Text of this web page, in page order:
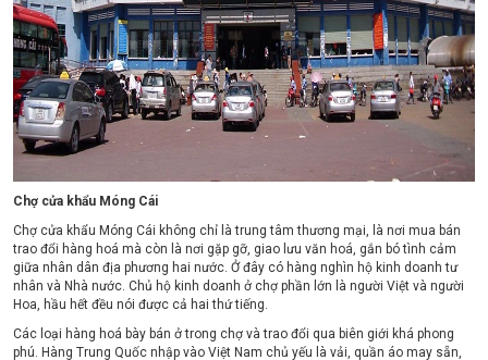
Chợ cửa khẩu Móng Cái
Chợ cửa khẩu Móng Cái không chỉ là trung tâm thương mại, là nơi mua bán
trao đổi hàng hoá mà còn là nơi gặp gỡ, giao lưu văn hoá, gắn bó tình cảm
giữa nhân dân địa phương hai nước. Ở đây có hàng nghìn hộ kinh doanh tư
nhân và Nhà nước. Chủ hộ kinh doanh ở chợ phần lớn là người Việt và người
Hoa, hầu hết đều nói được cả hai thứ tiếng.
Các loại hàng hoá bày bán ở trong chợ và trao đổi qua biên giới khá phong
phú. Hàng Trung Quốc nhập vào Việt Nam chủ yếu là vải, quần áo may sẵn,